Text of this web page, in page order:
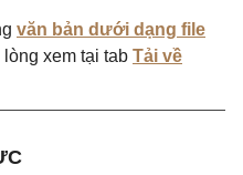
văn bản dưới dạng file
xem tại tab Tải về